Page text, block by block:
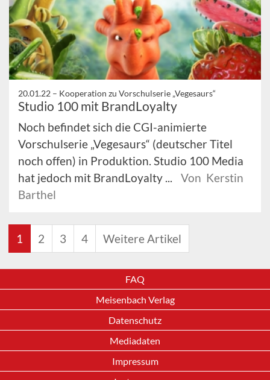
20.01.22 – Kooperation zu Vorschulserie „Vegesaurs“
Studio 100 mit BrandLoyalty
Noch befindet sich die CGI-animierte
Vorschulserie „Vegesaurs“ (deutscher Titel
noch offen) in Produktion. Studio 100 Media
hat jedoch mit BrandLoyalty ...
Von Kerstin
Barthel
1 2 3 4 Weitere Artikel
FAQ
Meisenbach Verlag
Datenschutz
Mediadaten
Impressum